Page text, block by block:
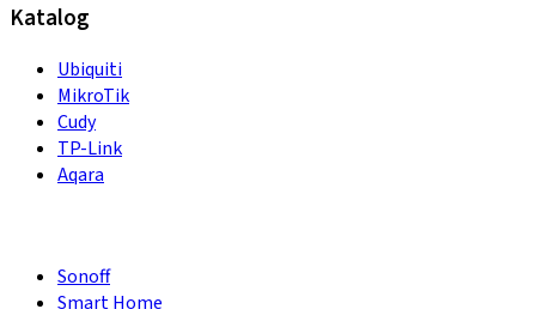
Katalog
Ubiquiti
MikroTik
Cudy
TP-Link
Aqara
Sonoff
Smart Home